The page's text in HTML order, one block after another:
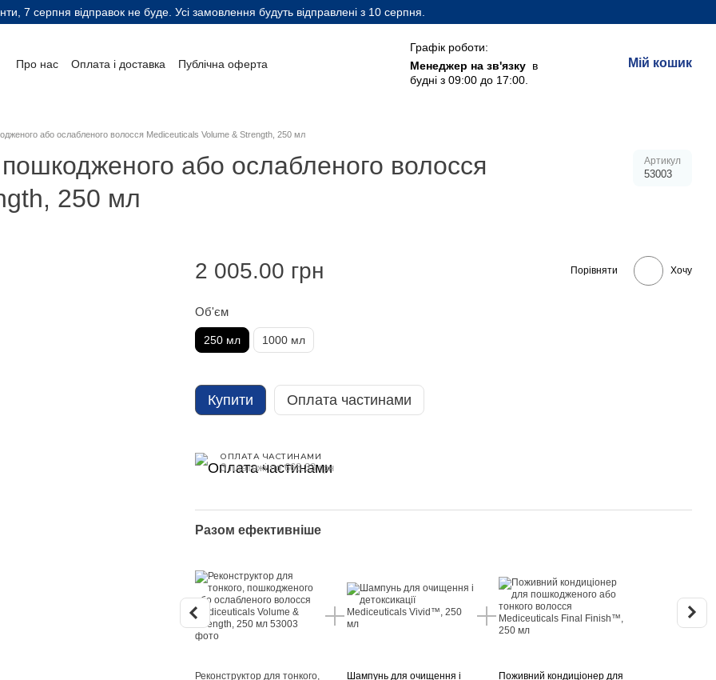
7 серпня відправок не буде. Усі замовлення будуть відправлені з 10 серпня.
Про нас Оплата і доставка
Публічна оферта
Графік роботи:
Менеджер на зв'язкув
будні з 09:00 до 17:00.
Мій кошик
або ослабленого волосся Mediceuticals Volume & Strength, 250 мл
або ослабленого волосся
250 мл
Артикул
53003
2 005.00 грн Порівняти Хочу
Об'єм
250 мл 1000 мл
Купити Оплата частинами
ОПЛАТА ЧАСТИНАМИ
3 платежі по 668.33 грн
Разом ефективніше
Реконструктор для тонкого,
Шампунь для очищення і
Поживний кондиціонер для